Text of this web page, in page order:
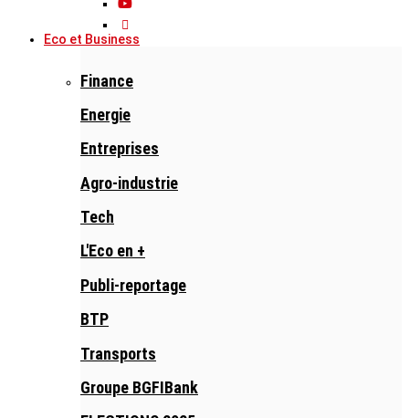
Eco et Business
Finance
Energie
Entreprises
Agro-industrie
Tech
L'Eco en +
Publi-reportage
BTP
Transports
Groupe BGFIBank